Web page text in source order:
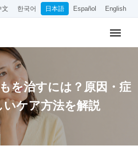
文 한국어 日本語 Español English
を治すには？原因・症
いケア方法を解説